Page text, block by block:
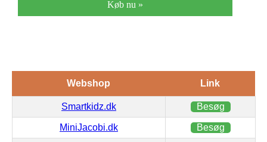
Køb nu »
Webshop Link
Smartkidz.dk Besøg
MiniJacobi.dk Besøg